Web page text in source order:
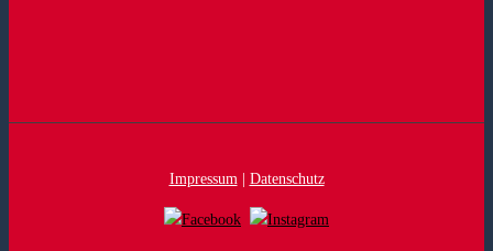
Impressum| Datenschutz